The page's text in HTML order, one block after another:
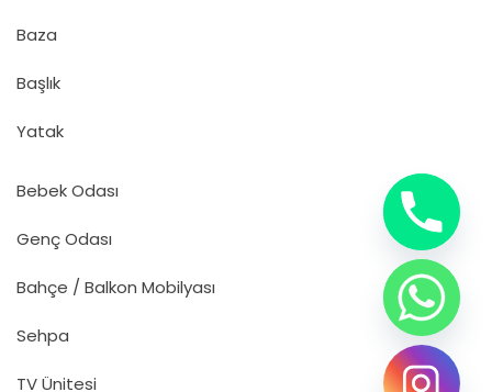
Baza
Başlık
Yatak
Bebek Odası
Genç Odası
Bahçe / Balkon Mobilyası
Sehpa
TV Ünitesi